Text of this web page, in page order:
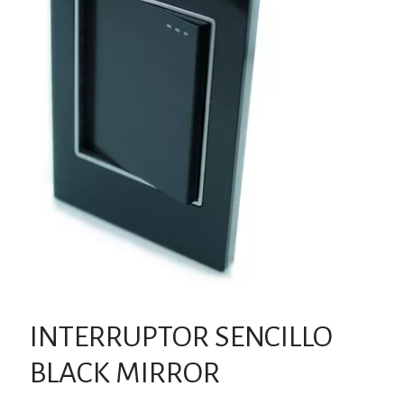
INTERRUPTOR SENCILLO
BLACK MIRROR